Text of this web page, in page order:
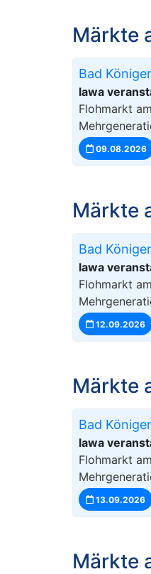
Märkte
Bad
lawa
Flohmarkt
09.08.2026
Märkte
Bad
lawa
Flohmarkt
12.09.2026
Märkte
Bad
lawa
Flohmarkt
13.09.2026
Märkte